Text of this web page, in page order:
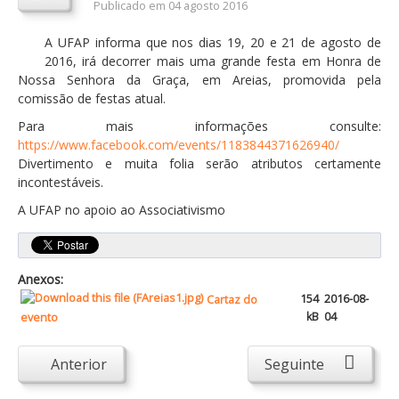
Prestação de Contas
DESTAQUES
Notícias
Sondagens
ZêzereTV
SERVIÇOS
A Minha Rua
Abastecimento de Água
Qualidade da Água
Publicado em 04 agosto 2016
A UFAP informa que nos dias 19, 20 e 21 de agosto de
2016, irá decorrer mais uma grande festa em Honra de
Nossa Senhora da Graça, em Areias, promovida pela
comissão de festas atual.
Para mais informações consulte:
https://www.facebook.com/events/1183844371626940/
Divertimento e muita folia serão atributos certamente
incontestáveis.
A UFAP no apoio ao Associativismo
Anexos:
Cartaz do
evento
154
kB
2016-08-
04
Anterior Seguinte